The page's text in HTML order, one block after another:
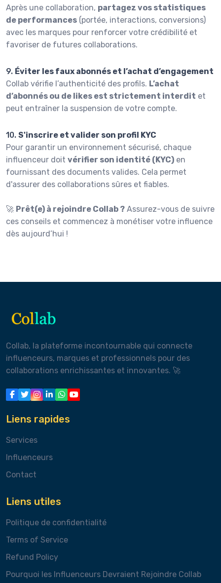
Après une collaboration, partagez vos statistiques
de performances (portée, interactions, conversions)
avec les marques pour renforcer votre crédibilité et
favoriser de futures collaborations.
9. Éviter les faux abonnés et l’achat d’engagement
Collab vérifie l’authenticité des profils. L’achat
d’abonnés ou de likes est strictement interdit et
peut entraîner la suspension de votre compte.
10. S'inscrire et valider son profil KYC
Pour garantir un environnement sécurisé, chaque
influenceur doit vérifier son identité (KYC) en
fournissant des documents valides. Cela permet
d'assurer des collaborations sûres et fiables.
🚀 Prêt(e) à rejoindre Collab ? Assurez-vous de suivre
ces conseils et commencez à monétiser votre influence
dès aujourd’hui !
Collab, la plateforme incontournable qui connecte
influenceurs, marques et professionnels pour des
collaborations enrichissantes et innovantes. 🚀
Liens rapides
Services
Influenceurs
Contact
Liens utiles
Politique de confidentialité
Terms of Service
Refund Policy
Pourquoi les Influenceurs Devraient Rejoindre Collab